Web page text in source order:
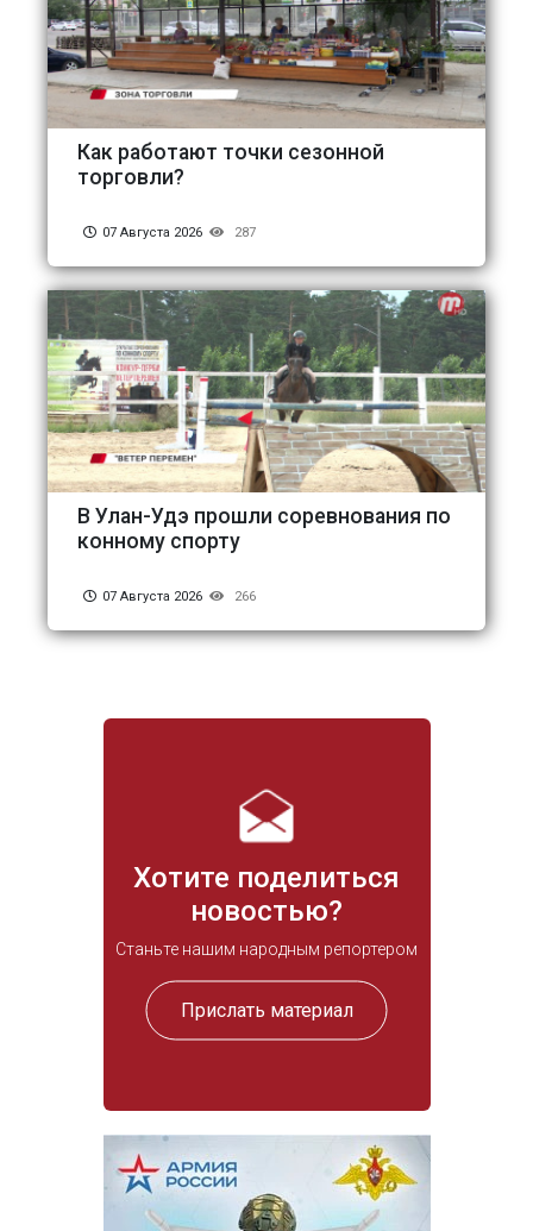
Хотите поделиться
новостью?
Станьте нашим народным репортером
Прислать материал
Как работают точки сезонной
торговли?
07 Августа 2026 287
В Улан-Удэ прошли соревнования по
конному спорту
07 Августа 2026 266